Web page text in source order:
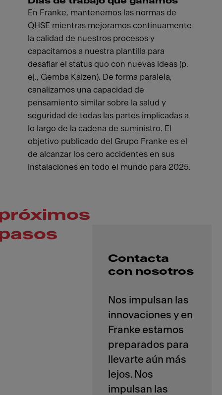
En Franke, mantenemos las normas de
QHSE mientras mejoramos continuamente
la calidad de nuestros procesos y
capacitamos a nuestra plantilla para
desafiar el status quo con nuevas ideas (p.
ej., Gemba Kaizen). De forma paralela,
canalizamos una capacidad de
pensamiento similar sobre la salud y
seguridad de todas las partes implicadas a
lo largo de la cadena de suministro. El
objetivo publicado del Grupo Franke es el
de alcanzar los cero accidentes en sus
instalaciones en todo el mundo para 2025.
Contacta
con nosotros
Nos impulsan las
innovaciones y en
Franke estamos
preparados para
llevarte aún más
lejos. Nos
impulsan las